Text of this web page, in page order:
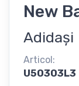
New
Adidași
Articol:
U50303L3